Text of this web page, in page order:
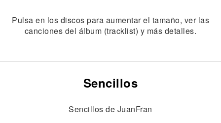
Pulsa en los discos para aumentar el tamaño, ver las
canciones del álbum (tracklist) y más detalles.
Sencillos
Sencillos de JuanFran